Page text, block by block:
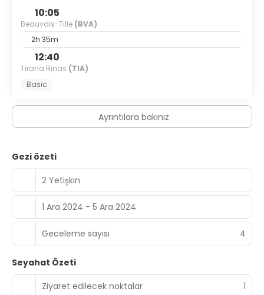
10:05
Beauvais-Tille (BVA)
2h 35m
12:40
Tirana Rinas (TIA)
Basic
Ayrıntılara bakınız
Gezi özeti
2 Yetişkin
1 Ara 2024 - 5 Ara 2024
Geceleme sayısı 4
Seyahat Özeti
Ziyaret edilecek noktalar
1